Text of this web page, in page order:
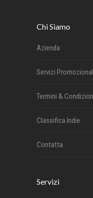
Chi Siamo
Azienda
Servizi
Termini &
Classifica Indie
Contatta
Servizi